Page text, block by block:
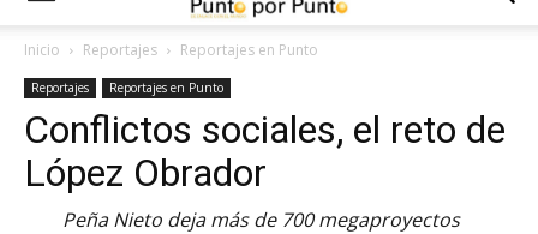
Inicio Reportajes Reportajes en Punto
Reportajes Reportajes en Punto
Conflictos sociales, el reto de
López Obrador
Peña Nieto deja más de 700 megaproyectos